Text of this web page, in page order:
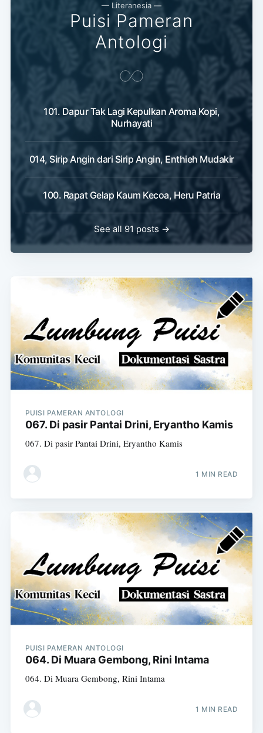
— Literanesia —
Puisi Pameran
Antologi
101. Dapur Tak Lagi Kepulkan Aroma Kopi,
Nurhayati
014, Sirip Angin dari Sirip Angin, Enthieh Mudakir
100. Rapat Gelap Kaum Kecoa, Heru Patria
See all 91 posts →
PUISI PAMERAN ANTOLOGI
067. Di pasir Pantai Drini, Eryantho Kamis
067. Di pasir Pantai Drini, Eryantho Kamis
1 MIN READ
PUISI PAMERAN ANTOLOGI
064. Di Muara Gembong, Rini Intama
064. Di Muara Gembong, Rini Intama
1 MIN READ